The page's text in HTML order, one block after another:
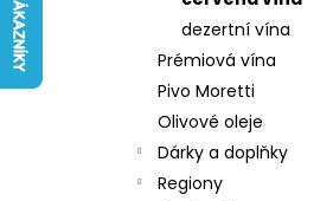
dezertní vína
Prémiová vína
Pivo Moretti
Olivové oleje
Dárky a doplňky
Regiony
242 Kč